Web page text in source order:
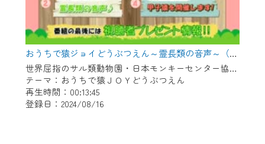
おうちで猿ジョイどうぶつえん～霊長類の音声～（2024年7月16日初回放送）
世界屈指のサル類動物園・日本モンキーセンター協力の親子で学べる動物番組。
テーマ：おうちで猿ＪＯＹどうぶつえん
再生時間：00:13:45
登録日：2024/08/16